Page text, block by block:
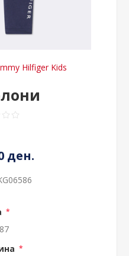
Hilfiger Kids
ден.
*
*